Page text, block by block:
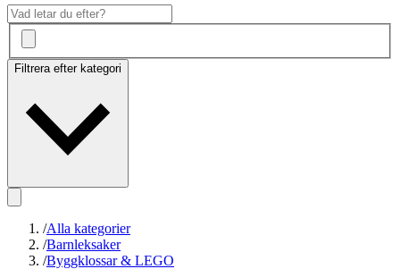
Filtrera efter kategori
/Alla kategorier
/Barnleksaker
/Byggklossar & LEGO